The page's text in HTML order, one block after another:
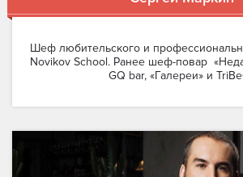
Шеф любительского и
Novikov School. Ранее шеф-повар
GQ bar, «Галереи» и